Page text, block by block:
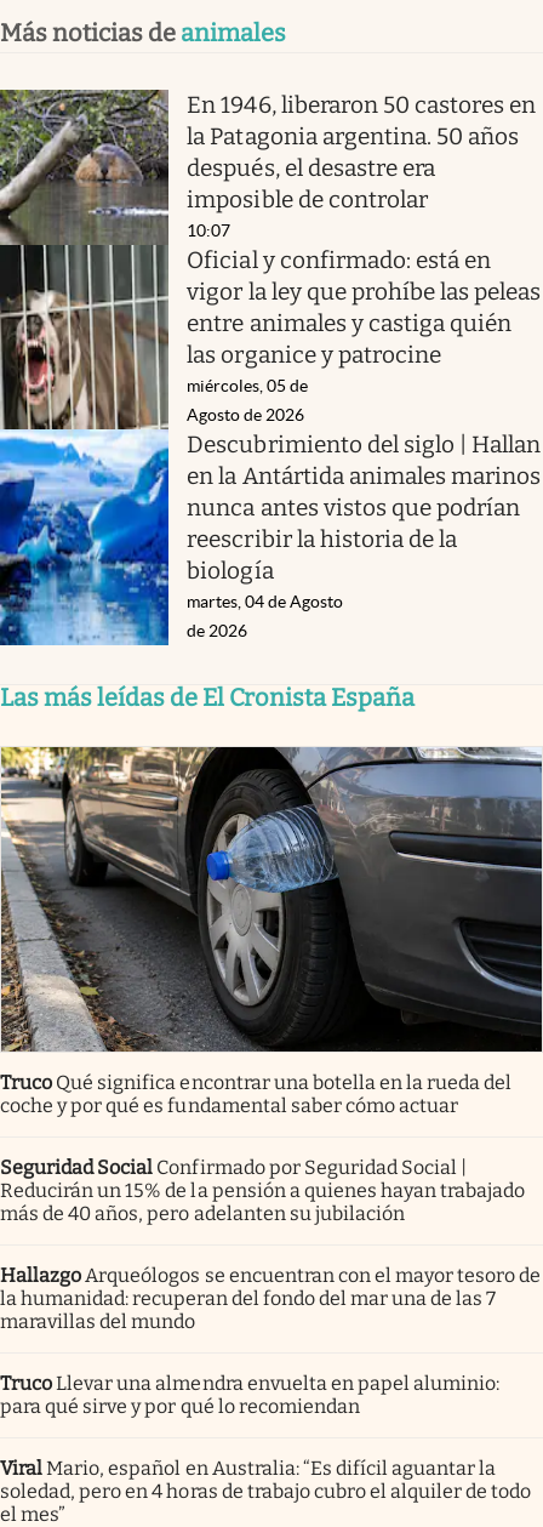
Más noticias de animales
En 1946, liberaron 50 castores en
la Patagonia argentina. 50 años
después, el desastre era
imposible de controlar
10:07
Oficial y confirmado: está en
vigor la ley que prohíbe las peleas
entre animales y castiga quién
las organice y patrocine
miércoles, 05 de
Agosto de 2026
Descubrimiento del siglo | Hallan
en la Antártida animales marinos
nunca antes vistos que podrían
reescribir la historia de la
biología
martes, 04 de Agosto
de 2026
Las más leídas de El Cronista España
Truco Qué significa encontrar una botella en la rueda del
coche y por qué es fundamental saber cómo actuar
Seguridad Social Confirmado por Seguridad Social |
Reducirán un 15% de la pensión a quienes hayan trabajado
más de 40 años, pero adelanten su jubilación
Hallazgo Arqueólogos se encuentran con el mayor tesoro de
la humanidad: recuperan del fondo del mar una de las 7
maravillas del mundo
TrucoLlevar una almendra envuelta en papel aluminio:
para qué sirve y por qué lo recomiendan
ViralMario, español en Australia: “Es difícil aguantar la
soledad, pero en 4 horas de trabajo cubro el alquiler de todo
el mes”